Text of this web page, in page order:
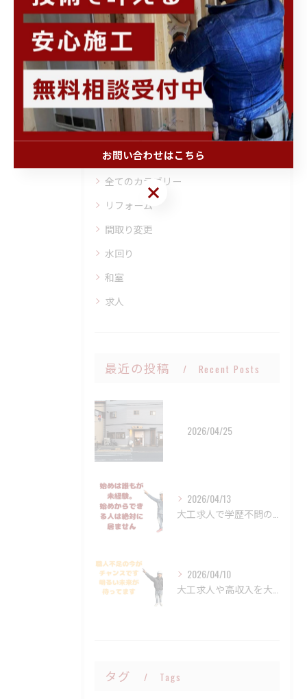
力を合わせて働けるアットホームな環境づ
くりに努めています。門真市で正社員とし
ての就職をお考えの方は、建設業界に飛び
込んでみることをぜひ検討してみてくださ
い。
カテゴリー
全てのカテゴリー
リフォーム
間取り変更
水回り
和室
求人
最近の投稿 Recent Posts
2026/04/25
2026/04/13
2026/04/10
タグ Tags
お問い合わせはこちら
お問い合わせはこちら